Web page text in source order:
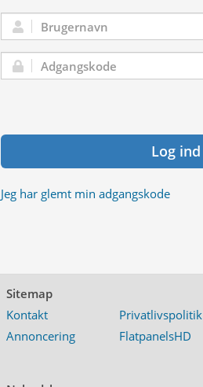
Brugernavn:
Adgangskode:
Log ind
Jeg har glemt min adgangskode
Sitemap
Kontakt
Privatlivspolitik
Annoncering
FlatpanelsHD